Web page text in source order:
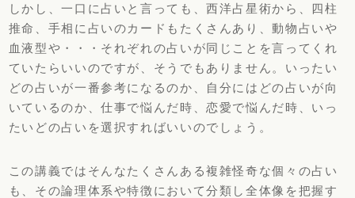
しかし、一口に占いと言っても、西洋占星術から、四柱
推命、手相に占いのカードもたくさんあり、動物占いや
血液型や・・・それぞれの占いが同じことを言ってくれ
ていたらいいのですが、そうでもありません。いったい
どの占いが一番参考になるのか、自分にはどの占いが向
いているのか、仕事で悩んだ時、恋愛で悩んだ時、いっ
たいどの占いを選択すればいいのでしょう。
この講義ではそんなたくさんある複雑怪奇な個々の占い
も、その論理体系や特徴において分類し全体像を把握す